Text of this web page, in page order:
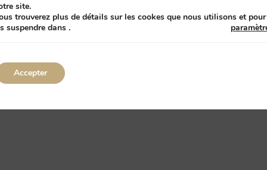
site.
trouverez plus de détails sur les cookes que nous utilisons et pour
suspendre dans .
Accepter